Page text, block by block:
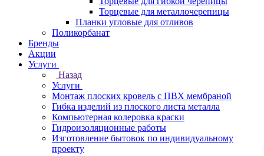
Торцевые для металлочерепицы
Планки угловые для отливов
Поликорбанат
Бренды
Акции
Услуги
Назад
Услуги
Монтаж плоских кровель с ПВХ мембраной
Гибка изделий из плоского листа металла
Компьютерная колеровка краски
Гидроизоляционные работы
Изготовление бытовок по индивидуальному
проекту